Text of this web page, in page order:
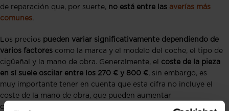
de reparación que, por suerte, no está entre las averías más
comunes.
Los precios pueden variar significativamente dependiendo de
varios factores como la marca y el modelo del coche, el tipo de
cigüeñal y la mano de obra. Generalmente, el coste de la pieza
en sí suele oscilar entre los 270 € y 800 €, sin embargo, es
muy importante tener en cuenta que esta cifra no incluye el
coste de la mano de obra, que pueden aumentar
considerablemente la factura final.